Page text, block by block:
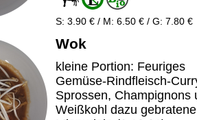
S: 3.90 € / M: 6.50 € / G: 7.80 €
Wok
kleine Portion: Feuriges
Gemüse-Rindfleisch-
Sprossen, Champignons
Weißkohl dazu gebratene